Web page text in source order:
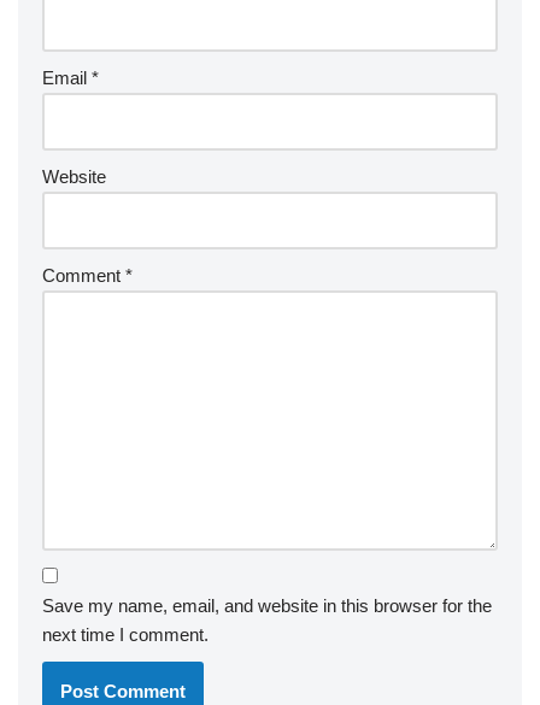
Email *
Website
Comment *
Save my name, email, and website in this browser for the
next time I comment.